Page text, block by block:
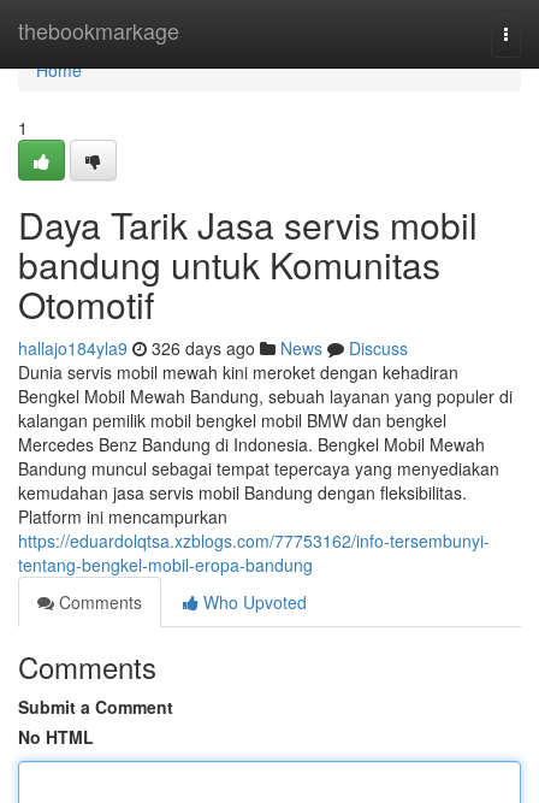
thebookmarkage
Home
Home
1
Daya Tarik Jasa servis mobil
bandung untuk Komunitas
Otomotif
hallajo184yla9 326 days ago News
Discuss
Dunia servis mobil mewah kini meroket dengan kehadiran
Bengkel Mobil Mewah Bandung, sebuah layanan yang populer di
kalangan pemilik mobil bengkel mobil BMW dan bengkel
Mercedes Benz Bandung di Indonesia. Bengkel Mobil Mewah
Bandung muncul sebagai tempat tepercaya yang menyediakan
kemudahan jasa servis mobil Bandung dengan fleksibilitas.
Platform ini mencampurkan
https://eduardolqtsa.xzblogs.com/77753162/info-tersembunyi-
tentang-bengkel-mobil-eropa-bandung
Comments
Who Upvoted
Comments
Submit a Comment
No HTML